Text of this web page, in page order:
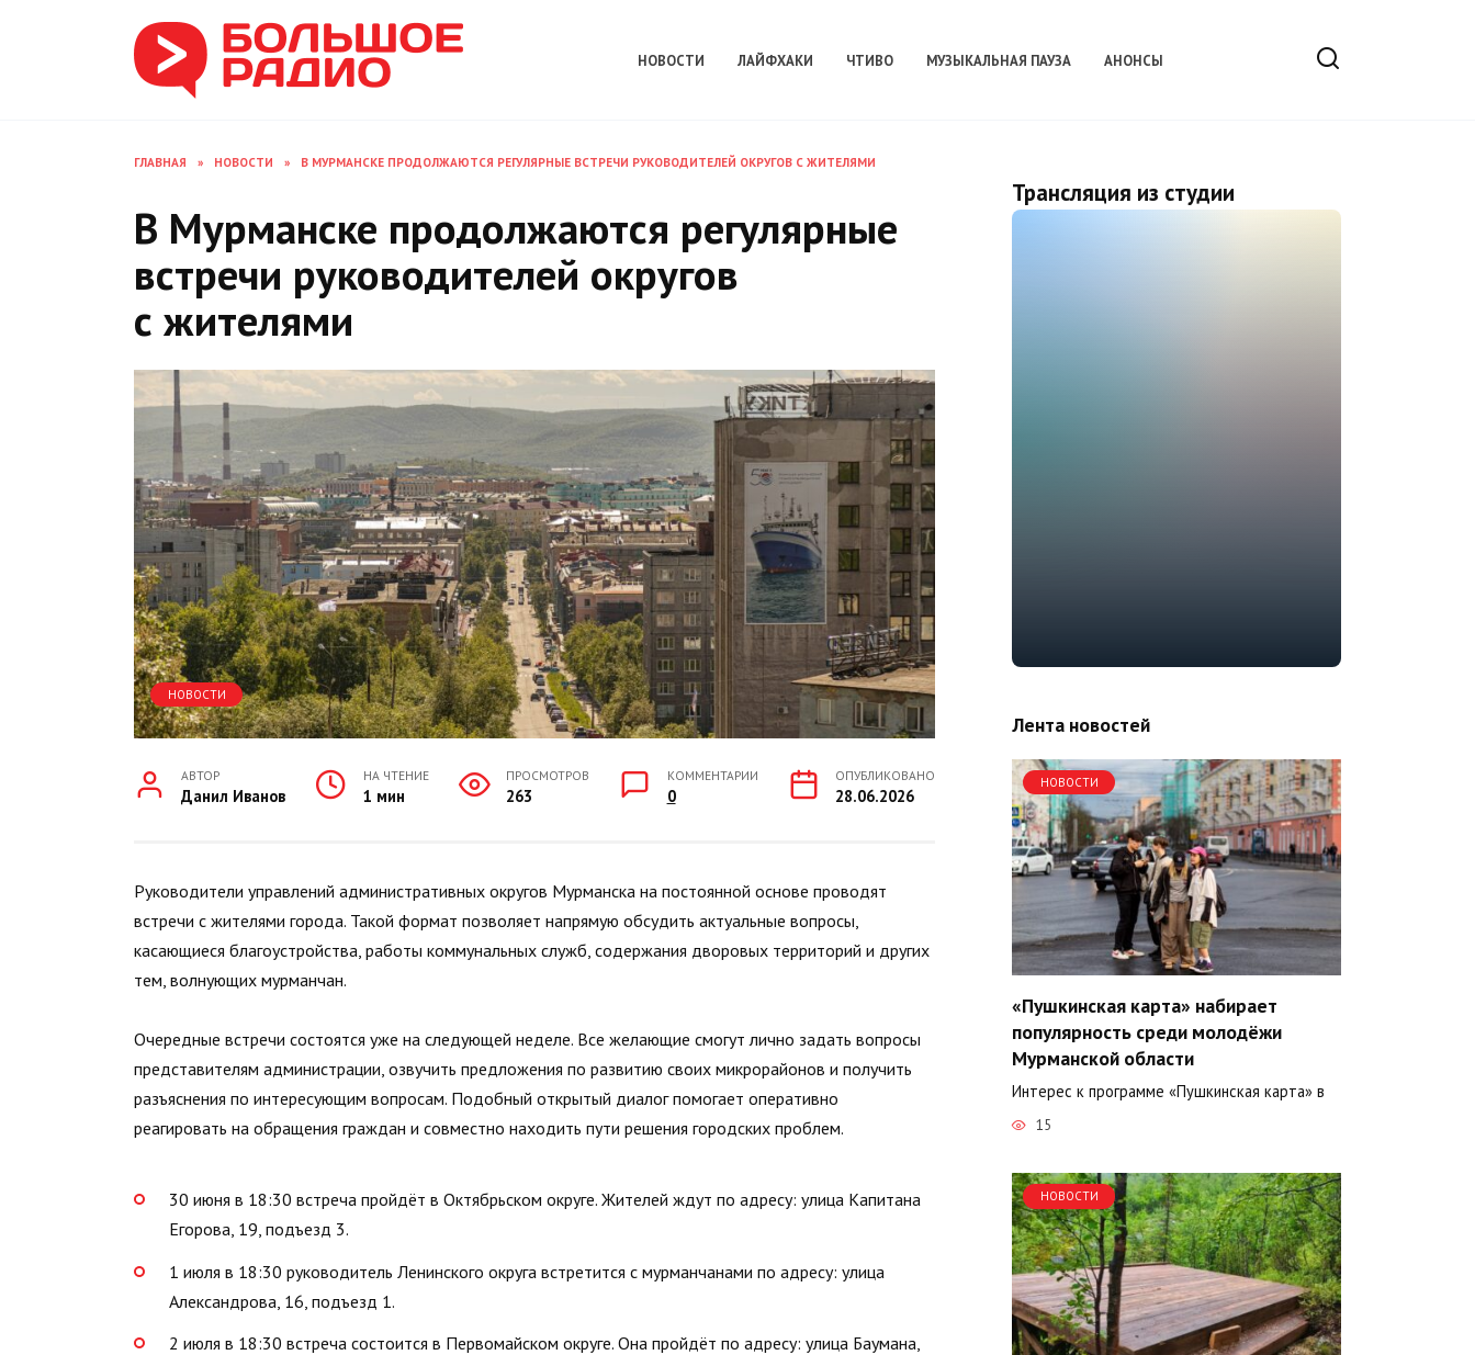
НОВОСТИ ЛАЙФХАКИ ЧТИВО МУЗЫКАЛЬНАЯ ПАУЗА АНОНСЫ
ГЛАВНАЯ » НОВОСТИ » В МУРМАНСКЕ ПРОДОЛЖАЮТСЯ РЕГУЛЯРНЫЕ ВСТРЕЧИ РУКОВОДИТЕЛЕЙ ОКРУГОВ С ЖИТЕЛЯМИ
В Мурманске продолжаются регулярные
встречи руководителей округов
с жителями
НОВОСТИ
АВТОР
Данил Иванов
НА ЧТЕНИЕ
1 мин
ПРОСМОТРОВ
263
КОММЕНТАРИИ
0
ОПУБЛИКОВАНО
28.06.2026
Руководители управлений административных округов Мурманска на постоянной основе проводят
встречи с жителями города. Такой формат позволяет напрямую обсудить актуальные вопросы,
касающиеся благоустройства, работы коммунальных служб, содержания дворовых территорий и других
тем, волнующих мурманчан.
Очередные встречи состоятся уже на следующей неделе. Все желающие смогут лично задать вопросы
представителям администрации, озвучить предложения по развитию своих микрорайонов и получить
разъяснения по интересующим вопросам. Подобный открытый диалог помогает оперативно
реагировать на обращения граждан и совместно находить пути решения городских проблем.
30 июня в 18:30 встреча пройдёт в Октябрьском округе. Жителей ждут по адресу: улица Капитана
Егорова, 19, подъезд 3.
1 июля в 18:30 руководитель Ленинского округа встретится с мурманчанами по адресу: улица
Александрова, 16, подъезд 1.
2 июля в 18:30 встреча состоится в Первомайском округе. Она пройдёт по адресу: улица Баумана,
Трансляция из студии
Лента новостей
НОВОСТИ
«Пушкинская карта» набирает
популярность среди молодёжи
Мурманской области
Интерес к программе «Пушкинская карта» в
15
НОВОСТИ